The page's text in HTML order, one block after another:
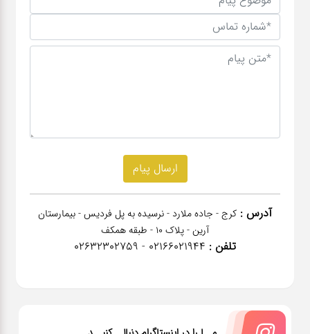
آدرس : کرج - جاده ملارد - نرسیده به پل فردیس - بیمارستان
آرین - پلاک 10 - طبقه همکف
تلفن : 02166021944 - 02632302759